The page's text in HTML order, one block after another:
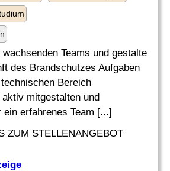
Teams und gestalte
des Brandschutzes Aufgaben
Bereich
mitgestalten und
ein erfahrenes Team [...]
ZUM STELLENANGEBOT